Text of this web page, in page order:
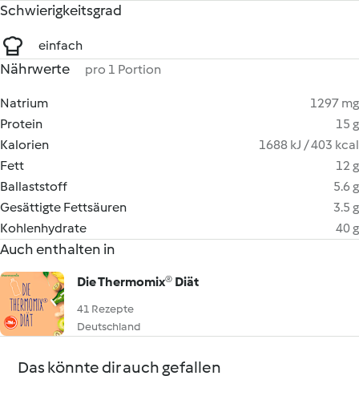
Schwierigkeitsgrad
einfach
Nährwerte pro 1 Portion
Natrium
1297 mg
Protein
15 g
Kalorien
1688 kJ / 403 kcal
Fett
12 g
Ballaststoff
5.6 g
Gesättigte Fettsäuren
3.5 g
Kohlenhydrate
40 g
Auch enthalten in
Die Thermomix® Diät
41 Rezepte
Deutschland
Das könnte dir auch gefallen